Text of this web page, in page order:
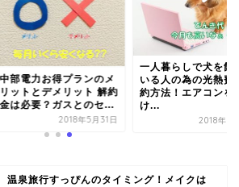
中部電力お得プランのメ
リットとデメリット 解約
金は必要？ガスとのセ...
2018年5月31日
一人暮らしで犬を飼
いる人の為の光熱費
約方法！エアコンを
け...
2018年6
温泉旅行すっぴんのタイミング！メイクは